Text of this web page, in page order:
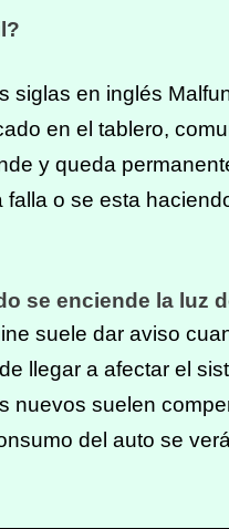
siglas en inglés
en el tablero,
y queda
o se esta
se enciende la luz
suele dar aviso
llegar a afectar el
nuevos suelen
del auto se